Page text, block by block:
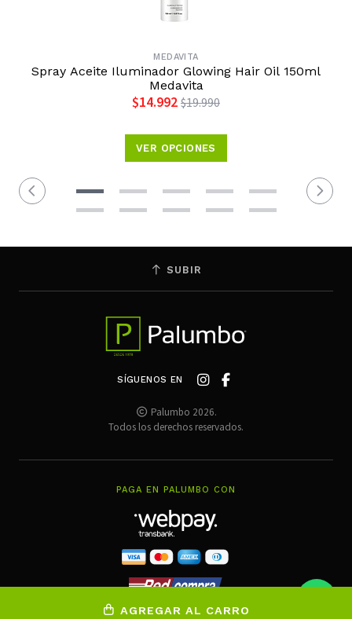
AGREGAR AL CARRO
MEDAVITA
Spray Aceite Iluminador Glowing Hair Oil 150ml
Medavita
$14.992 $19.990
VER OPCIONES
SUBIR
SÍGUENOS EN
Palumbo 2026.
Todos los derechos reservados.
PAGA EN PALUMBO CON